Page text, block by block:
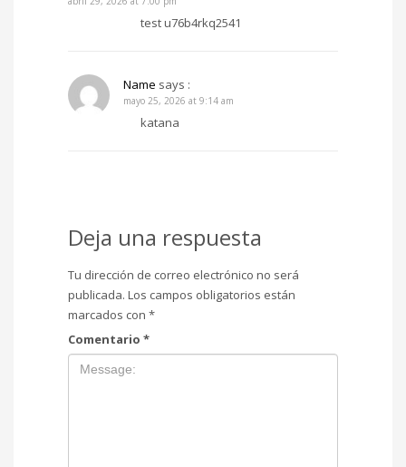
test u76b4rkq2541
Name says :
mayo 25, 2026 at 9:14 am
katana
Deja una respuesta
Tu dirección de correo electrónico no será
publicada. Los campos obligatorios están
marcados con *
Comentario *